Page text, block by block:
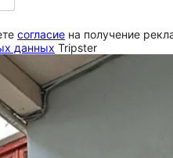
согласие на получение
данных Tripster